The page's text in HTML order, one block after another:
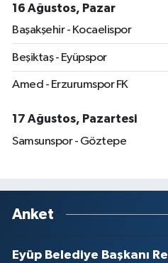
16 Ağustos, Pazar
Başakşehir - Kocaelispor
Beşiktaş - Eyüpspor
Amed - Erzurumspor FK
17 Ağustos, Pazartesi
Samsunspor - Göztepe
Anket
Eyüp Belediye Başkanı